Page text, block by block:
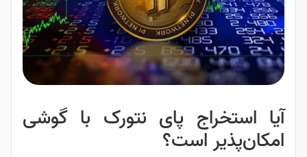
آیا استخراج پای نتورک با گوشی
امکان‌پذیر است؟